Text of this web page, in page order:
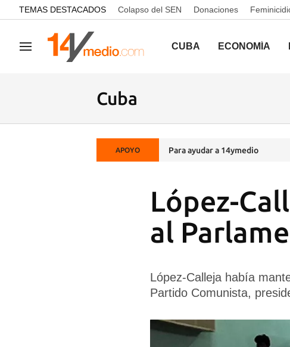
common.go-to-content
TEMAS DESTACADOS Colapso del SEN Donaciones
Navegación CUBA ECONOMÍA
Cuba
APOYO Para ayudar a 14ymedio
López-
al
López-Calleja había
Partido Comunista,